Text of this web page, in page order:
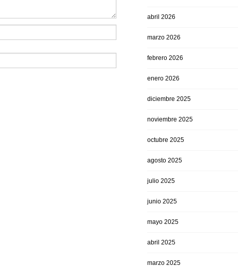
abril 2026
marzo 2026
febrero 2026
enero 2026
diciembre 2025
noviembre 2025
octubre 2025
agosto 2025
julio 2025
junio 2025
mayo 2025
abril 2025
marzo 2025